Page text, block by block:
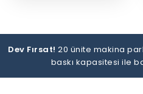
Dev Fırsat! 20 ünite makina
baskı kapasitesi ile